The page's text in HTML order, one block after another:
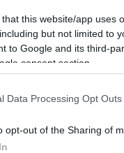
that this website/app uses
but not limited to
to Google and its third-
consent section.
Data Processing Opt Outs
opt-out of the Sharing of
1° giugnodalle